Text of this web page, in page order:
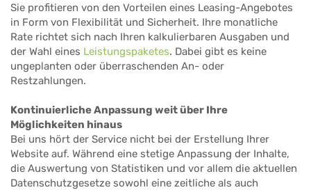
Sie profitieren von den Vorteilen eines Leasing-Angebotes
in Form von Flexibilität und Sicherheit. Ihre monatliche
Rate richtet sich nach Ihren kalkulierbaren Ausgaben und
der Wahl eines Leistungspaketes. Dabei gibt es keine
ungeplanten oder überraschenden An- oder
Restzahlungen.
Kontinuierliche Anpassung weit über Ihre
Möglichkeiten hinaus
Bei uns hört der Service nicht bei der Erstellung Ihrer
Website auf. Während eine stetige Anpassung der Inhalte,
die Auswertung von Statistiken und vor allem die aktuellen
Datenschutzgesetze sowohl eine zeitliche als auch